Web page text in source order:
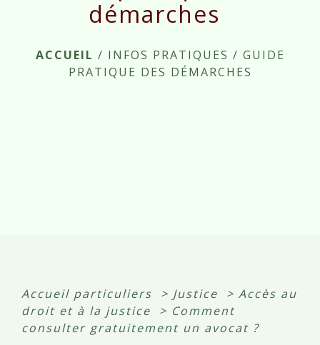
démarches
ACCUEIL / INFOS PRATIQUES / GUIDE
PRATIQUE DES DÉMARCHES
Accueil particuliers > Justice > Accès au
droit et à la justice
> Comment
consulter gratuitement un avocat ?